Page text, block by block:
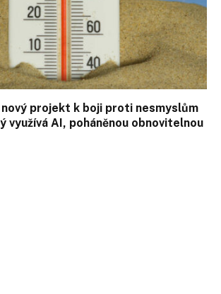
nový projekt k boji proti nesmyslům
využívá AI, poháněnou obnovitelnou